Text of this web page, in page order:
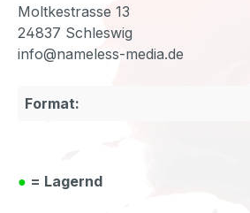
Moltkestrasse 13
24837 Schleswig
info@nameless-media.de
Format:
● = Lagernd